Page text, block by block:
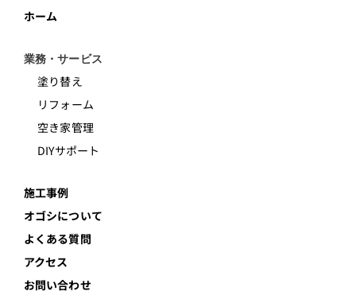
ホーム
業務・サービス
塗り替え
リフォーム
空き家管理
DIYサポート
施工事例
オゴシについて
よくある質問
アクセス
お問い合わせ